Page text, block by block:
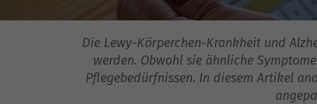
Die Lewy-Körperchen-Krankheit und
werden. Obwohl sie ähnliche
Pflegebedürfnissen. In diesem Artikel